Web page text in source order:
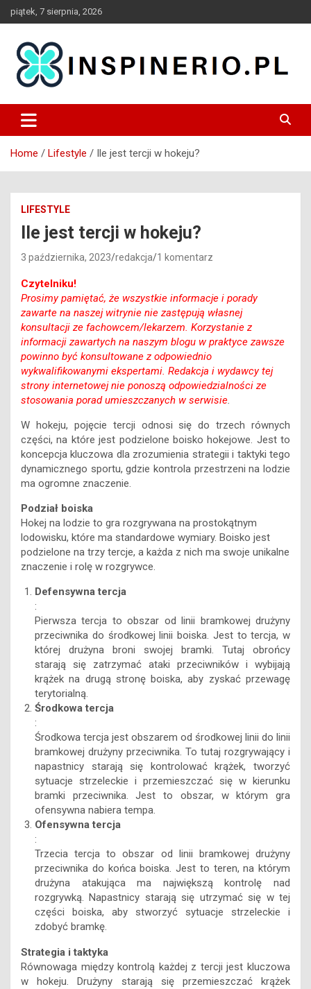
Skip
to
piątek, 7 sierpnia, 2026
Inspinerio
Home Lifestyle Ile jest tercji w hokeju?
LIFESTYLE
Ile jest tercji w hokeju?
3 października, 2023 redakcja 1 komentarz
Czytelniku!
Prosimy pamiętać, że wszystkie informacje i porady
zawarte na naszej witrynie nie zastępują własnej
konsultacji ze fachowcem/lekarzem. Korzystanie z
informacji zawartych na naszym blogu w praktyce zawsze
powinno być konsultowane z odpowiednio
wykwalifikowanymi ekspertami. Redakcja i wydawcy tej
strony internetowej nie ponoszą odpowiedzialności ze
stosowania porad umieszczanych w serwisie.
W hokeju, pojęcie tercji odnosi się do trzech równych
części, na które jest podzielone boisko hokejowe. Jest to
koncepcja kluczowa dla zrozumienia strategii i taktyki tego
dynamicznego sportu, gdzie kontrola przestrzeni na lodzie
ma ogromne znaczenie.
Podział boiska
Hokej na lodzie to gra rozgrywana na prostokątnym
lodowisku, które ma standardowe wymiary. Boisko jest
podzielone na trzy tercje, a każda z nich ma swoje unikalne
znaczenie i rolę w rozgrywce.
Defensywna tercja
:
Pierwsza tercja to obszar od linii bramkowej drużyny
przeciwnika do środkowej linii boiska. Jest to tercja, w
której drużyna broni swojej bramki. Tutaj obrońcy
starają się zatrzymać ataki przeciwników i wybijają
krążek na drugą stronę boiska, aby zyskać przewagę
terytorialną.
Środkowa tercja
:
Środkowa tercja jest obszarem od środkowej linii do linii
bramkowej drużyny przeciwnika. To tutaj rozgrywający i
napastnicy starają się kontrolować krążek, tworzyć
sytuacje strzeleckie i przemieszczać się w kierunku
bramki przeciwnika. Jest to obszar, w którym gra
ofensywna nabiera tempa.
Ofensywna tercja
:
Trzecia tercja to obszar od linii bramkowej drużyny
przeciwnika do końca boiska. Jest to teren, na którym
drużyna atakująca ma największą kontrolę nad
rozgrywką. Napastnicy starają się utrzymać się w tej
części boiska, aby stworzyć sytuacje strzeleckie i
zdobyć bramkę.
Strategia i taktyka
Równowaga między kontrolą każdej z tercji jest kluczowa
w hokeju. Drużyny starają się przemieszczać krążek